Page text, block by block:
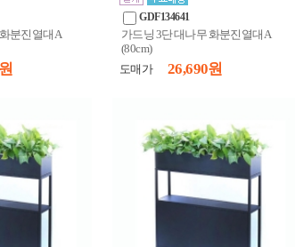
분진열대A
GDF134641
가드닝 3단 대나무 화분진열대A
(80cm)
도매가
26,690 원